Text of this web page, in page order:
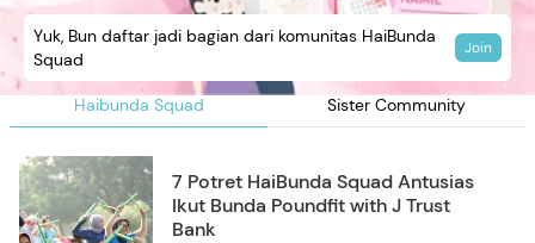
Haibunda Squad Sister Community
Yuk, Bun daftar jadi bagian dari komunitas HaiBunda
Squad
Join
7 Potret HaiBunda Squad Antusias
Ikut Bunda Poundfit with J Trust
Bank